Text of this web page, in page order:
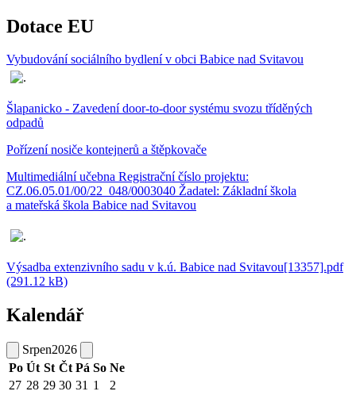
Dotace EU
Vybudování sociálního bydlení v obci Babice nad Svitavou
Šlapanicko - Zavedení door-to-door systému svozu tříděných
odpadů
Pořízení nosiče kontejnerů a štěpkovače
Multimediální učebna Registrační číslo projektu:
CZ.06.05.01/00/22_048/0003040 Žadatel: Základní škola
a mateřská škola Babice nad Svitavou
Výsadba extenzivního sadu v k.ú. Babice nad Svitavou[13357].pdf
(291.12 kB)
Kalendář
Srpen2026
Po Út St Čt Pá So Ne
27 28 29 30 31 1
2